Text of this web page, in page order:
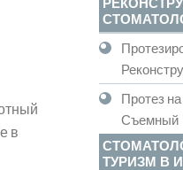
в
Протез
Съемный
ТУРИЗМ В